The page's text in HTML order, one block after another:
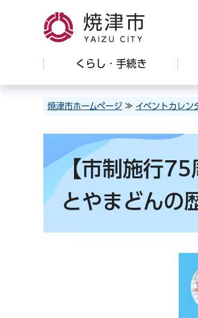
焼津市
くらし・手続き
焼津市ホームページ ≫ イベントカレン
【市制施行75
とやまどんの